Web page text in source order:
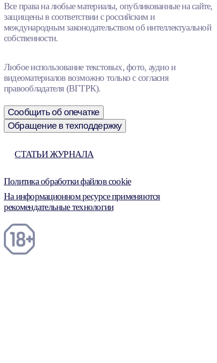
Все права на любые материалы, опубликованные на сайте,
защищены в соответствии с российским и
международным законодательством об интеллектуальной
собственности.
Любое использование текстовых, фото, аудио и
видеоматериалов возможно только с согласия
правообладателя (ВГТРК).
Сообщить об опечатке
Обращение в техподдержку
СТАТЬИ ЖУРНАЛА
Политика обработки файлов cookie
На информационном ресурсе применяются
рекомендательные технологии